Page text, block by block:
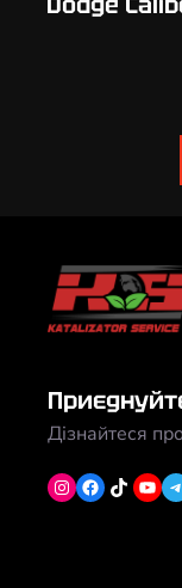
Дізнайтеся
Instagram Facebook TikTok YouTube
Telegram